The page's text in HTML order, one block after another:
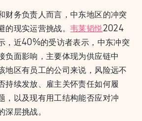
财务负责人而言，中东地区的冲突
的现实运营挑战。韦莱韬悦2024
，近40%的受访者表示，中东冲突
负面影响，主要体现为供应链中
地区有员工的公司来说，风险远不
续发放、雇主关怀责任如何履
，以及现有用工结构能否应对冲
层挑战。